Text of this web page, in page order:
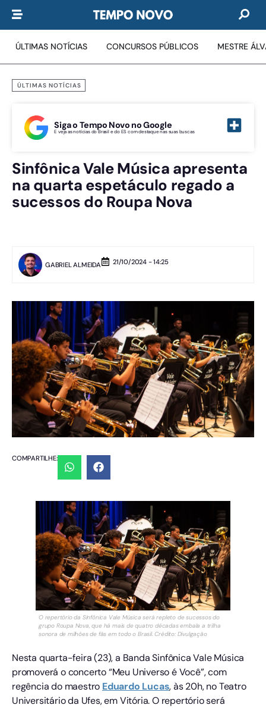
ÚLTIMAS NOTÍCIAS CONCURSOS PÚBLICOS MESTRE
ÚLTIMAS NOTÍCIAS
Siga o Tempo Novo no Google
E veja as notícias do Brasil e do ES com destaque nas suas buscas
Sinfônica Vale Música apresenta
na quarta espetáculo regado a
sucessos do Roupa Nova
GABRIEL ALMEIDA 21/10/2024 - 14:25
COMPARTILHE:
O repertório da Sinfônica Vale Música será repleto de sucessos do
grupo Roupa Nova, que há mais de quatro décadas embala a trilha
sonora de milhões de fãs em todo o Brasil. Crédito: Divulgação
Nesta quarta-feira (23), a Banda Sinfônica Vale Música
promoverá o concerto “Meu Universo é Você”, com
regência do maestro Eduardo Lucas, às 20h, no Teatro
Universitário da Ufes, em Vitória. O repertório será